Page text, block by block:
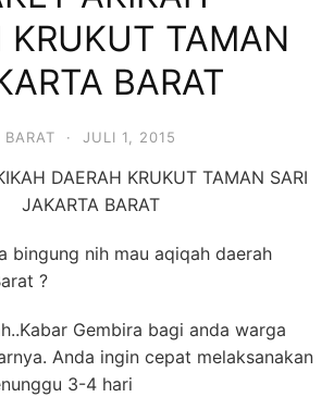
KRUKUT TAMAN
BARAT
· JULI 1, 2015
DAERAH KRUKUT TAMAN SARI
JAKARTA BARAT
bingung nih mau aqiqah daerah
?
Gembira bagi anda warga
Anda ingin cepat melaksanakan
3-4 hari